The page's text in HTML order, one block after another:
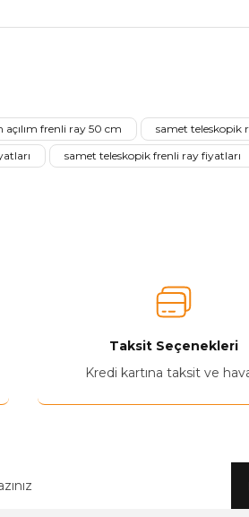
😂😊😍😐🤔😡
frenli ray 50 cm samet teleskopik
samet teleskopik frenli ray fiyatları
Taksit Seçenekleri
Kredi kartına taksit ve